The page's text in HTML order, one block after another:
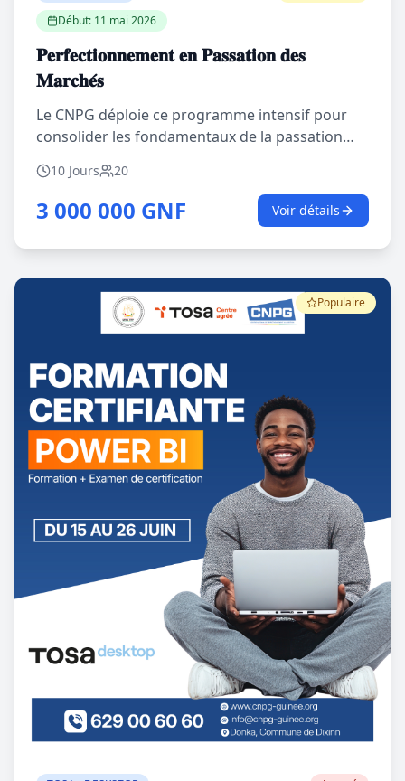
Début: 11 mai 2026
𝐏𝐞𝐫𝐟𝐞𝐜𝐭𝐢𝐨𝐧𝐧𝐞𝐦𝐞𝐧𝐭 𝐞𝐧 𝐏𝐚𝐬𝐬𝐚𝐭𝐢𝐨𝐧 𝐝𝐞𝐬
𝐌𝐚𝐫𝐜𝐡𝐞́𝐬
Le CNPG déploie ce programme intensif pour
consolider les fondamentaux de la passation
Cette session permettra de renforcer vos acquis
techniques et de maîtriser la réglementation
dans le domaine par une immersion
approfondie. Le programme vise à vous outiller
séminaire d’accréditation professionnelle
délivrée par notre partenaire SETYM
International conjointement avec l’École des
à Montréal (ESG UQAM). Inscrivez-vous via le
lien suivant : https://cnpg-
guinee.org/formations #MENA #ETFP #CNPG
#FormationProfessionnelle
#PassationDesMarchés #SETYMInternational
#ESGUQAM #CertificationInternationale
10 Jours 20
3 000 000 GNF Voir détails
Populaire